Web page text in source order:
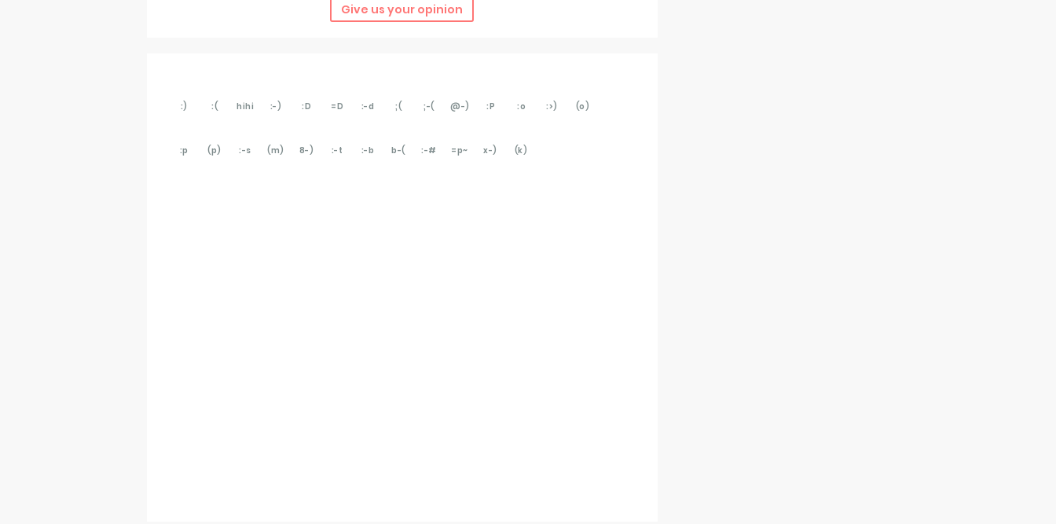
Give us your opinion
:) :( hihi :-) :D =D :-d ;( ;-( @-) :P :o :>) (o)
:p (p) :-s (m) 8-) :-t :-b b-( :-# =p~ x-) (k)